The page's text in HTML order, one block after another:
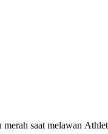
saat melawan